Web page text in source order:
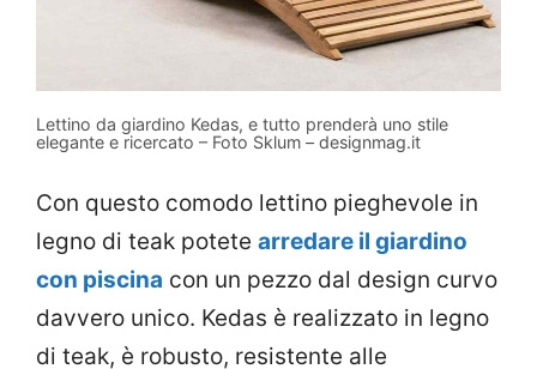
Lettino da giardino Kedas, e tutto prenderà uno stile
elegante e ricercato – Foto Sklum – designmag.it
Con questo comodo lettino pieghevole in
legno di teak potete arredare il giardino
con piscina con un pezzo dal design curvo
davvero unico. Kedas è realizzato in legno
di teak, è robusto, resistente alle